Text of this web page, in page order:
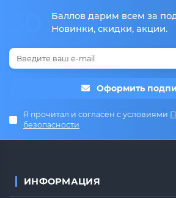
Баллов дарим всем за
Новинки, скидки, акции.
Оформить
Я прочитал и согласен с условиями
безопасности
ИНФОРМАЦИЯ